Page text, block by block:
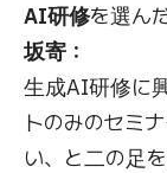
AI研修を選ん
坂寄：
生成AI研修に
トのみのセミ
い、と二の足